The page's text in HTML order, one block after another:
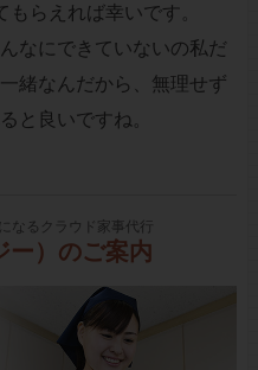
らえれば幸いです。
なにできていないの私だ
緒なんだから、無理せず
と良いですね。
なるクラウド家事代行
ー）のご案内